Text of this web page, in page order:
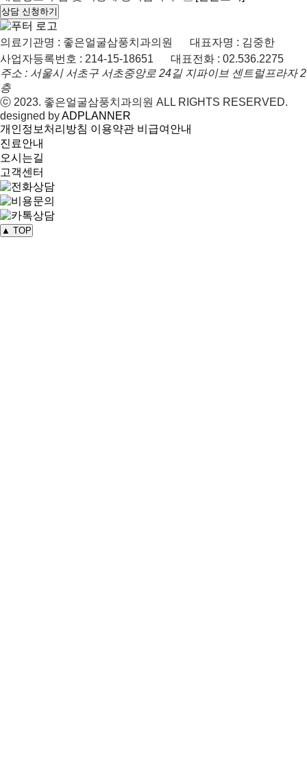
상담 신청하기
의료기관명 : 좋은얼굴삼풍치과의원
대표자명 : 김중한
사업자등록번호 : 214-15-18651
대표전화 : 02.536.2275
주소 : 서울시 서초구 서초중앙로 24길 지파이브 센트럴프라자 2
층
ⓒ 2023. 좋은얼굴삼풍치과의원 ALL RIGHTS RESERVED.
designed byADPLANNER
개인정보처리방침 이용약관 비급여안내
진료안내
오시는길
고객센터
▲ TOP